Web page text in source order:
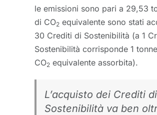
le emissioni sono pari a 29,53
di CO2 equivalente sono stati
30 Crediti di Sostenibilità (a 1
Sostenibilità corrisponde 1
CO2 equivalente assorbita).
L’acquisto dei Crediti di
Sostenibilità va ben